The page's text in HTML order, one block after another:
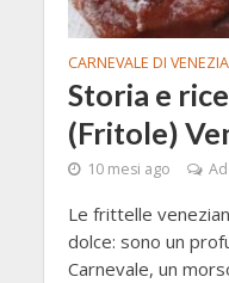
CARNEVALE DI VENEZIA
Storia e
(Fritole)
10 mesi ago
Le frittelle
dolce: sono un
Carnevale, un